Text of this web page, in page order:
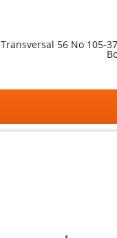
Transversal 56 No 105-